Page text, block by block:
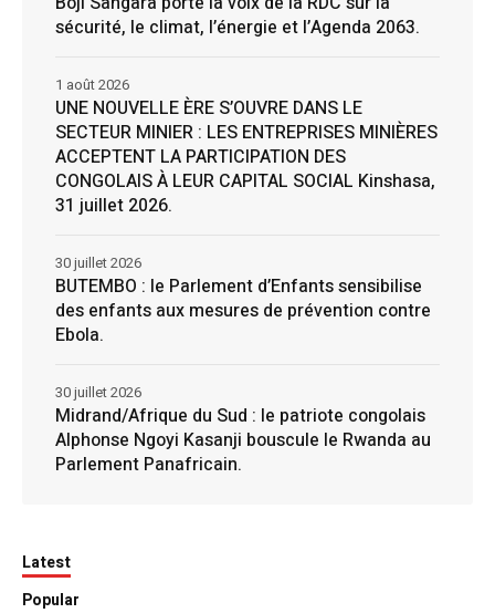
sécurité, le climat, l’énergie et l’Agenda 2063.
UNE NOUVELLE ÈRE S’OUVRE DANS LE
SECTEUR MINIER : LES ENTREPRISES MINIÈRES
ACCEPTENT LA PARTICIPATION DES
CONGOLAIS À LEUR CAPITAL SOCIAL Kinshasa,
31 juillet 2026.
1 août 2026
BUTEMBO : le Parlement d’Enfants sensibilise
des enfants aux mesures de prévention contre
Ebola.
30 juillet 2026
Midrand/Afrique du Sud : le patriote congolais
Alphonse Ngoyi Kasanji bouscule le Rwanda au
Parlement Panafricain.
30 juillet 2026
Latest
Popular